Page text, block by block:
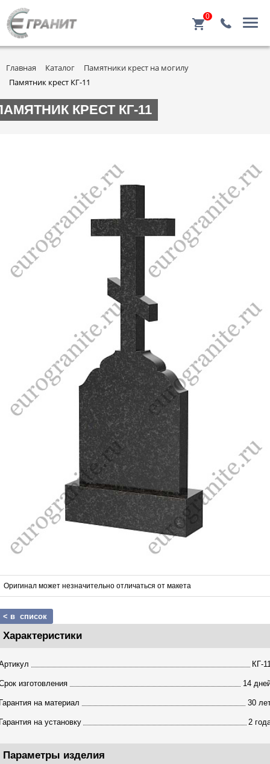
0
Главная Каталог
Памятники крест на могилу
Памятник крест КГ-11
КРЕСТ КГ-11
Оригинал может незначительно отличаться от макета
< в список
Характеристики
КГ-
изготовления 14
на материал 30
на установку 2
Параметры изделия